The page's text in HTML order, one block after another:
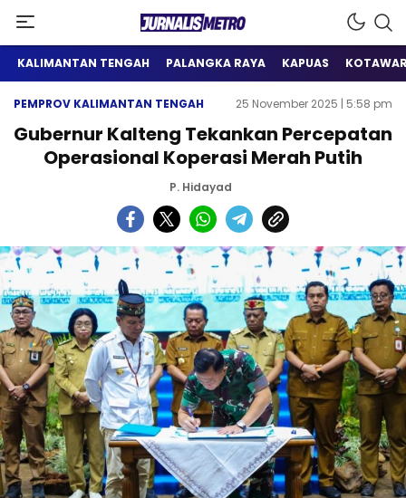
Jurnalis Metro
Satu Wadah Informasi
KALIMANTAN TENGAH PALANGKA RAYA KAPUAS
PEMPROV KALIMANTAN TENGAH 25 November 2025 | 5:58 pm
Gubernur Kalteng Tekankan Percepatan
Operasional Koperasi Merah Putih
P. Hidayad